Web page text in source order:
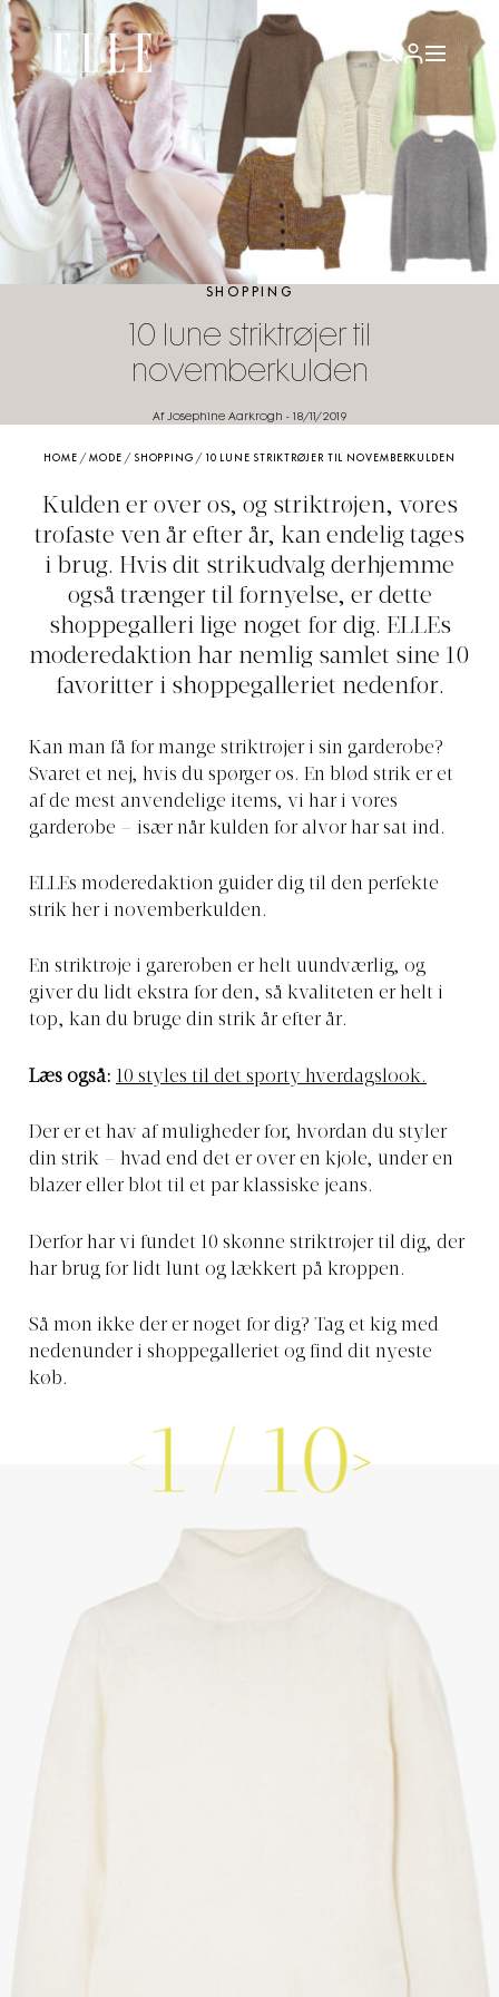
SHOPPING
10 lune striktrøjer til
novemberkulden
Af Josephine Aarkrogh - 18/11/2019
HOME /MODE / SHOPPING / 10 LUNE STRIKTRØJER TIL NOVEMBERKULDEN
Kulden er over os, og striktrøjen, vores
trofaste ven år efter år, kan endelig tages
i brug. Hvis dit strikudvalg derhjemme
også trænger til fornyelse, er dette
shoppegalleri lige noget for dig. ELLEs
moderedaktion har nemlig samlet sine 10
favoritter i shoppegalleriet nedenfor.
Kan man få for mange striktrøjer i sin garderobe?
Svaret et nej, hvis du spørger os. En blød strik er et
af de mest anvendelige items, vi har i vores
garderobe – især når kulden for alvor har sat ind.
ELLEs moderedaktion guider dig til den perfekte
strik her i novemberkulden.
En striktrøje i gareroben er helt uundværlig, og
giver du lidt ekstra for den, så kvaliteten er helt i
top, kan du bruge din strik år efter år.
Læs også: 10 styles til det sporty hverdagslook.
Der er et hav af muligheder for, hvordan du styler
din strik – hvad end det er over en kjole, under en
blazer eller blot til et par klassiske jeans.
Derfor har vi fundet 10 skønne striktrøjer til dig, der
har brug for lidt lunt og lækkert på kroppen.
Så mon ikke der er noget for dig? Tag et kig med
nedenunder i shoppegalleriet og find dit nyeste
køb.
1 / 10